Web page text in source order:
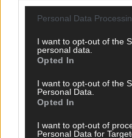
Personal Data
I want to opt-out of the
personal data.
Opted In
I want to opt-out of the
Personal Data.
Opted In
I want to opt-out of
Personal Data for
DIREKT ZUM THEMA
Politik & Co
Money Matters